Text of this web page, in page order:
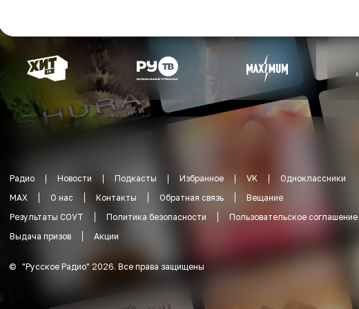
Радио Новости Подкасты Избранное VK
Одноклассники
MAX
О нас Контакты Обратная связь
Вещание
Результаты СОУТ
Политика безопасности
Пользовательское соглашение
Выдача призов
Акции
© "Русское Радио" 2026. Все права защищены